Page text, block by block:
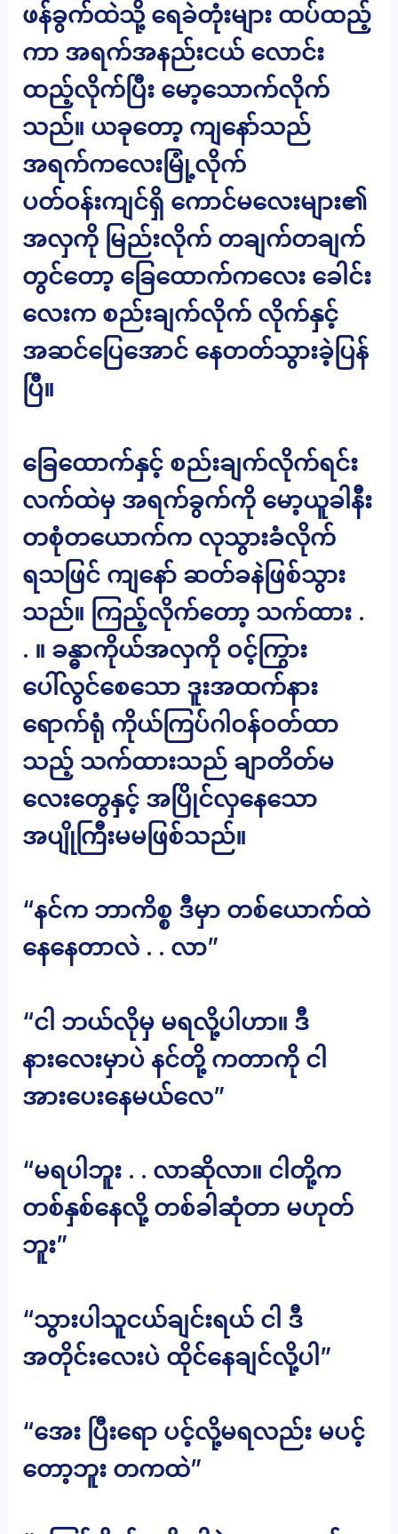
ဖန်ခွက်ထဲသို့ ရေခဲတုံးများ ထပ်ထည့်
ကာ အရက်အနည်းငယ် လောင်း
ထည့်လိုက်ပြီး မော့သောက်လိုက်
သည်။ ယခုတော့ ကျနော်သည်
အရက်ကလေးမြုံ့လိုက်
ပတ်ဝန်းကျင်ရှိ ကောင်မလေးများ၏
အလှကို မြည်းလိုက် တချက်တချက်
တွင်တော့ ခြေထောက်ကလေး ခေါင်း
လေးက စည်းချက်လိုက် လိုက်နှင့်
အဆင်ပြေအောင် နေတတ်သွားခဲ့ပြန်
ပြီ။
ခြေထောက်နှင့် စည်းချက်လိုက်ရင်း
လက်ထဲမှ အရက်ခွက်ကို မော့ယူခါနီး
တစုံတယောက်က လုသွားခံလိုက်
ရသဖြင် ကျနော် ဆတ်ခနဲဖြစ်သွား
သည်။ ကြည့်လိုက်တော့ သက်ထား .
. ။ ခန္ဓာကိုယ်အလှကို ဝင့်ကြွား
ပေါ်လွင်စေသော ဒူးအထက်နား
ရောက်ရုံ ကိုယ်ကြပ်ဂါဝန်ဝတ်ထာ
သည့် သက်ထားသည် ချာတိတ်မ
လေးတွေနှင့် အပြိုင်လှနေသော
အပျိုကြီးမမဖြစ်သည်။
“နင်က ဘာကိစ္စ ဒီမှာ တစ်ယောက်ထဲ
နေနေတာလဲ . . လာ”
“ငါ ဘယ်လိုမှ မရလို့ပါဟာ။ ဒီ
နားလေးမှာပဲ နင်တို့ ကတာကို ငါ
အားပေးနေမယ်လေ”
“မရပါဘူး . . လာဆိုလာ။ ငါတို့က
တစ်နှစ်နေလို့ တစ်ခါဆုံတာ မဟုတ်
ဘူး”
“သွားပါသူငယ်ချင်းရယ် ငါ ဒီ
အတိုင်းလေးပဲ ထိုင်နေချင်လို့ပါ”
“အေး ပြီးရော ပင့်လို့မရလည်း မပင့်
တော့ဘူး တကထဲ”